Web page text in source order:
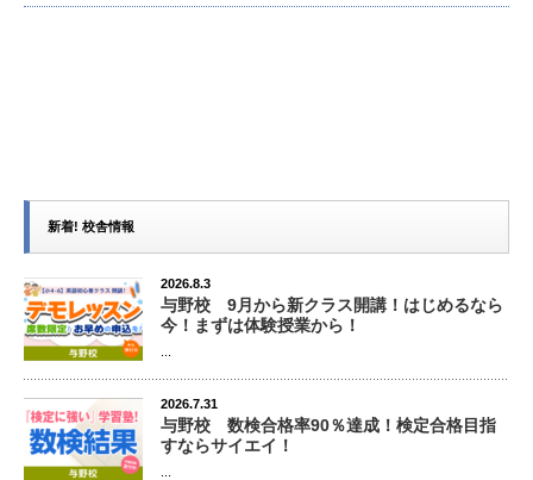
新着! 校舎情報
2026.8.3
与野校 9月から新クラス開講！はじめるなら
今！まずは体験授業から！
2026.7.31
与野校 数検合格率90％達成！検定合格目指
すならサイエイ！